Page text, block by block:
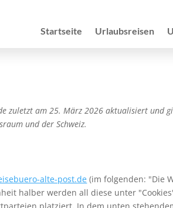
Startseite Urlaubsreisen
zuletzt am 25. März 2026 aktualisiert und
und der Schweiz.
alte-post.de (im folgenden: "Die
halber werden all diese unter
platziert. In dem unten